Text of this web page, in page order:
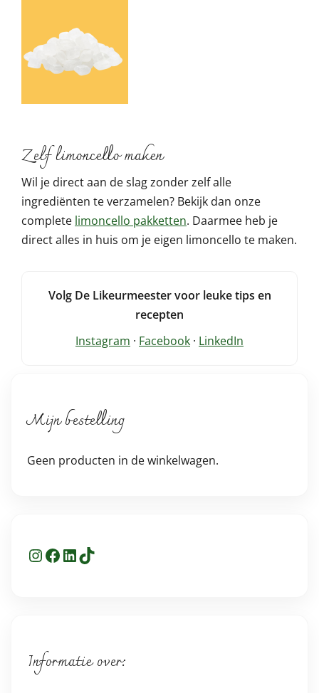
Zelf limoncello maken
Wil je direct aan de slag zonder zelf alle
ingrediënten te verzamelen? Bekijk dan onze
complete limoncello pakketten. Daarmee heb je
direct alles in huis om je eigen limoncello te maken.
Volg De Likeurmeester voor leuke tips en
recepten
Instagram · Facebook · LinkedIn
Mijn bestelling
Geen producten in de winkelwagen.
Instagram
Facebook
LinkedIn
TikTok
Informatie over: